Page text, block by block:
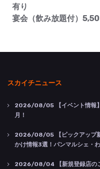
有り
宴会（飲み放題付）
スカイチニュース
2026/08/05 【イベント情
月！
2026/08/05 【ピックアッ
かけ情報3選！パンマルシェ・
2026/08/04 【新規登録店の